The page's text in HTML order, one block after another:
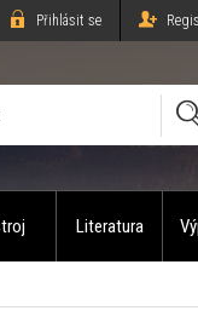
Přihlásit se
Literatura